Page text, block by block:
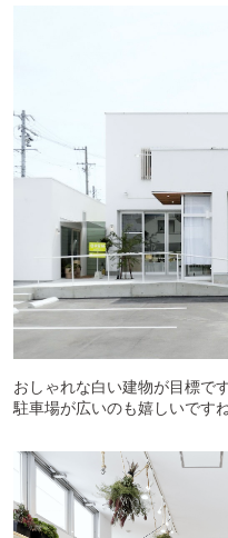
おしゃれな白い建物が目標です
駐車場が広いのも嬉しいですね